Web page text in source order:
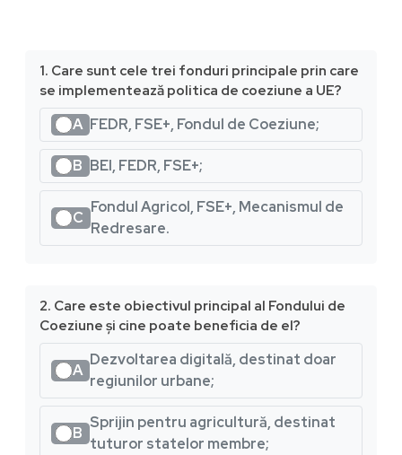
1. Care sunt cele trei fonduri principale prin care
se implementează politica de coeziune a UE?
A FEDR, FSE+, Fondul de Coeziune;
B BEI, FEDR, FSE+;
C
Fondul Agricol, FSE+, Mecanismul de
Redresare.
2. Care este obiectivul principal al Fondului de
Coeziune și cine poate beneficia de el?
A
Dezvoltarea digitală, destinat doar
regiunilor urbane;
B
Sprijin pentru agricultură, destinat
tuturor statelor membre;